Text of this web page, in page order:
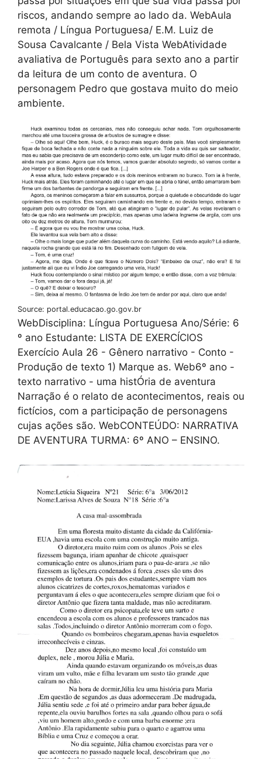
riscos, andando sempre ao lado da. WebAula
remota / Língua Portuguesa/ E.M. Luiz de
Sousa Cavalcante / Bela Vista WebAtividade
avaliativa de Português para sexto ano a partir
da leitura de um conto de aventura. O
personagem Pedro que gostava muito do meio
ambiente.
Source: portal.educacao.go.gov.br
WebDisciplina: Língua Portuguesa Ano/Série: 6
º ano Estudante: LISTA DE EXERCÍCIOS
Exercício Aula 26 - Gênero narrativo - Conto -
Produção de texto 1) Marque as. Web6º ano -
texto narrativo - uma histÓria de aventura
Narração é o relato de acontecimentos, reais ou
fictícios, com a participação de personagens
cujas ações são. WebCONTEÚDO: NARRATIVA
DE AVENTURA TURMA: 6º ANO – ENSINO.